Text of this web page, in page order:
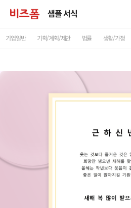
샘플 서식
기업일반 기획/계획/제안 법률 생활/가정